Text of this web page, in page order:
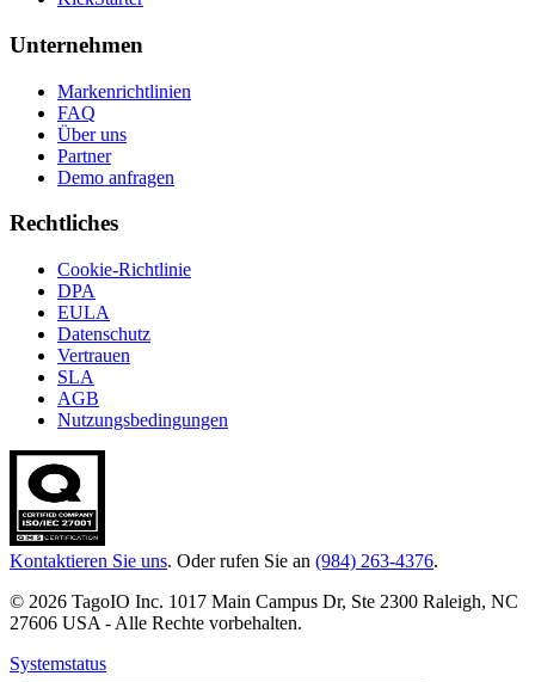
Unternehmen
Markenrichtlinien
FAQ
Über uns
Partner
Demo anfragen
Rechtliches
Cookie-Richtlinie
DPA
EULA
Datenschutz
Vertrauen
SLA
AGB
Nutzungsbedingungen
Kontaktieren Sie uns. Oder rufen Sie an (984) 263-4376.
© 2026 TagoIO Inc. 1017 Main Campus Dr, Ste 2300 Raleigh, NC
27606 USA - Alle Rechte vorbehalten.
Systemstatus